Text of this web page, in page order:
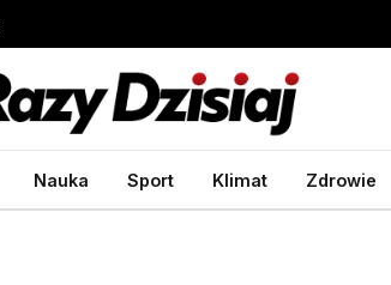
Nauka Sport Klimat Zdrowie